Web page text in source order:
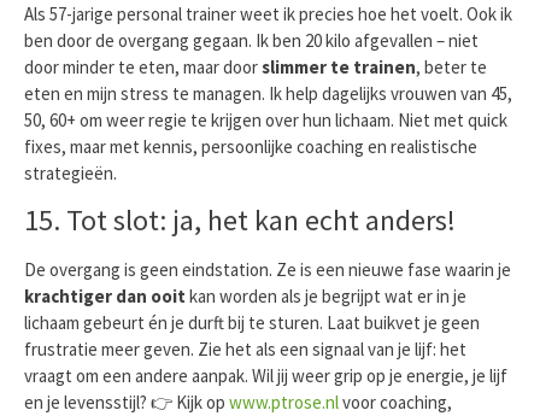
Als 57-jarige personal trainer weet ik precies hoe het voelt. Ook ik
ben door de overgang gegaan. Ik ben 20 kilo afgevallen – niet
door minder te eten, maar doorslimmer te trainen, beter te
eten en mijn stress te managen. Ik help dagelijks vrouwen van 45,
50, 60+ om weer regie te krijgen over hun lichaam. Niet met quick
fixes, maar met kennis, persoonlijke coaching en realistische
strategieën.
15. Tot slot: ja, het kan echt anders!
De overgang is geen eindstation. Ze is een nieuwe fase waarin je
krachtiger dan ooit kan worden als je begrijpt wat er in je
lichaam gebeurt én je durft bij te sturen. Laat buikvet je geen
frustratie meer geven. Zie het als een signaal van je lijf: het
vraagt om een andere aanpak. Wil jij weer grip op je energie, je lijf
en je levensstijl? 👉 Kijk op www.ptrose.nlvoor coaching,